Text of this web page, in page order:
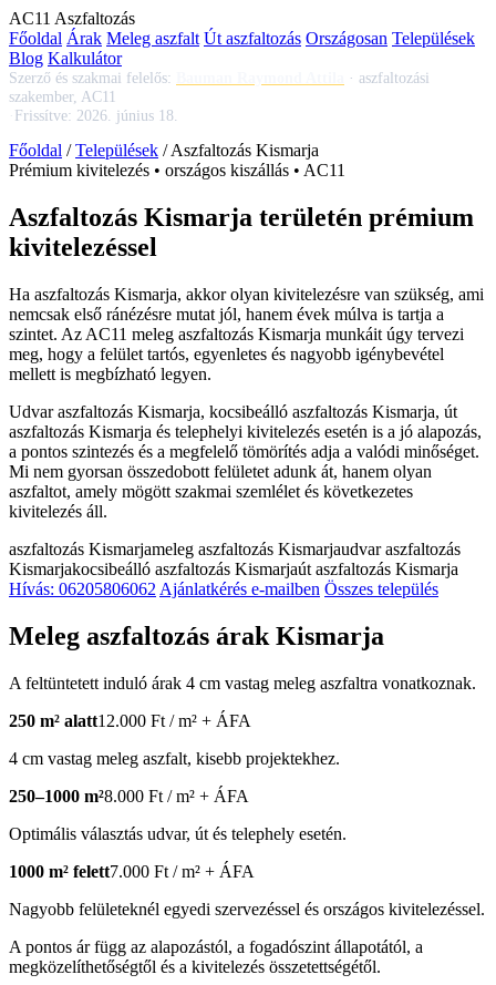
AC11 Aszfaltozás
Főoldal Árak Meleg aszfalt Út aszfaltozás Országosan Települések
Blog Kalkulátor
Szerző és szakmai felelős: · aszfaltozási
szakember, AC11
Frissítve: 2026. június 18.
Főoldal /Települések /Aszfaltozás Kismarja
Prémium kivitelezés • országos kiszállás • AC11
Aszfaltozás Kismarja területén prémium
kivitelezéssel
Ha aszfaltozás Kismarja, akkor olyan kivitelezésre van szükség, ami
nemcsak első ránézésre mutat jól, hanem évek múlva is tartja a
szintet. Az AC11 meleg aszfaltozás Kismarja munkáit úgy tervezi
meg, hogy a felület tartós, egyenletes és nagyobb igénybevétel
mellett is megbízható legyen.
Udvar aszfaltozás Kismarja, kocsibeálló aszfaltozás Kismarja, út
aszfaltozás Kismarja és telephelyi kivitelezés esetén is a jó alapozás,
a pontos szintezés és a megfelelő tömörítés adja a valódi minőséget.
Mi nem gyorsan összedobott felületet adunk át, hanem olyan
aszfaltot, amely mögött szakmai szemlélet és következetes
kivitelezés áll.
aszfaltozás Kismarjameleg aszfaltozás Kismarjaudvar aszfaltozás
Kismarjakocsibeálló aszfaltozás Kismarjaút aszfaltozás Kismarja
Hívás: 06205806062 Ajánlatkérés e-mailben Összes település
Meleg aszfaltozás árak Kismarja
A feltüntetett induló árak 4 cm vastag meleg aszfaltra vonatkoznak.
250 m² alatt12.000 Ft / m² + ÁFA
4 cm vastag meleg aszfalt, kisebb projektekhez.
250–1000 m²8.000 Ft / m² + ÁFA
Optimális választás udvar, út és telephely esetén.
1000 m² felett7.000 Ft / m² + ÁFA
Nagyobb felületeknél egyedi szervezéssel és országos kivitelezéssel.
A pontos ár függ az alapozástól, a fogadószint állapotától, a
megközelíthetőségtől és a kivitelezés összetettségétől.